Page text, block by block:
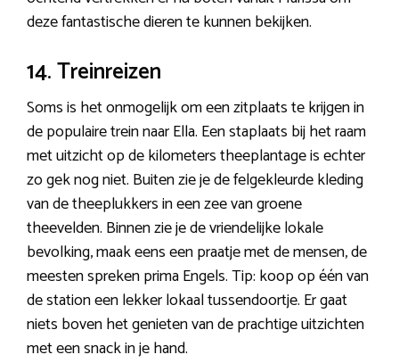
deze fantastische dieren te kunnen bekijken.
14. Treinreizen
Soms is het onmogelijk om een zitplaats te krijgen in
de populaire trein naar Ella. Een staplaats bij het raam
met uitzicht op de kilometers theeplantage is echter
zo gek nog niet. Buiten zie je de felgekleurde kleding
van de theeplukkers in een zee van groene
theevelden. Binnen zie je de vriendelijke lokale
bevolking, maak eens een praatje met de mensen, de
meesten spreken prima Engels. Tip: koop op één van
de station een lekker lokaal tussendoortje. Er gaat
niets boven het genieten van de prachtige uitzichten
met een snack in je hand.